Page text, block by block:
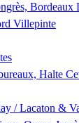
Villepinte
Halte
/ Lacaton &